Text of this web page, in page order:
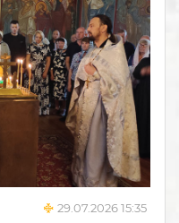
29.07.2026 15:35